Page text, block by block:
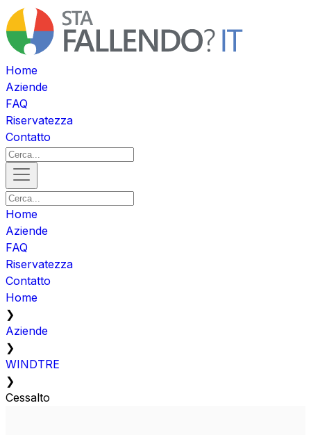
Home
Aziende
FAQ
Riservatezza
Contatto
Home
Aziende
FAQ
Riservatezza
Contatto
Home
❯
Aziende
❯
WINDTRE
❯
Cessalto